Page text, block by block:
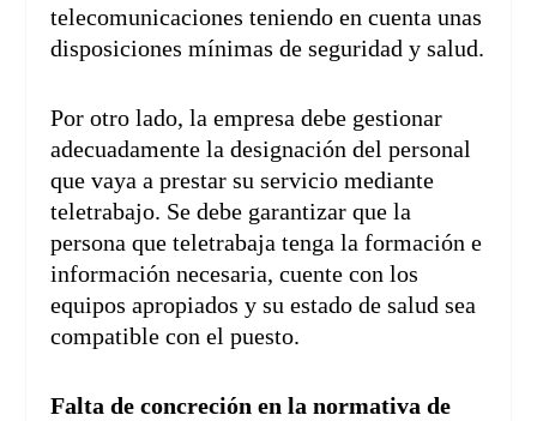
telecomunicaciones teniendo en cuenta unas
disposiciones mínimas de seguridad y salud.
Por otro lado, la empresa debe gestionar
adecuadamente la designación del personal
que vaya a prestar su servicio mediante
teletrabajo. Se debe garantizar que la
persona que teletrabaja tenga la formación e
información necesaria, cuente con los
equipos apropiados y su estado de salud sea
compatible con el puesto.
Falta de concreción en la normativa de